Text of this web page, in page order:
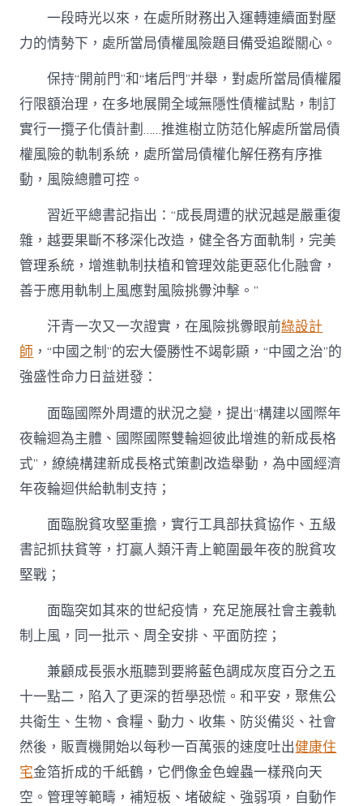
一段時光以來，在處所財務出入運轉連續面對壓
力的情勢下，處所當局債權風險題目備受追蹤關心。
保持“開前門”和“堵后門”并舉，對處所當局債權履
行限額治理，在多地展開全域無隱性債權試點，制訂
實行一攬子化債計劃……推進樹立防范化解處所當局債
權風險的軌制系統，處所當局債權化解任務有序推
動，風險總體可控。
習近平總書記指出：“成長周遭的狀況越是嚴重復
雜，越要果斷不移深化改造，健全各方面軌制，完美
管理系統，增進軌制扶植和管理效能更惡化化融會，
善于應用軌制上風應對風險挑釁沖擊。”
汗青一次又一次證實，在風險挑釁眼前綠設計
師 ，“中國之制”的宏大優勝性不竭彰顯，“中國之治”的
強盛性命力日益迸發：
面臨國際外周遭的狀況之變，提出“構建以國際年
夜輪迴為主體、國際國際雙輪迴彼此增進的新成長格
式”，繚繞構建新成長格式策劃改造舉動，為中國經濟
年夜輪迴供給軌制支持；
面臨脫貧攻堅重擔，實行工具部扶貧協作、五級
書記抓扶貧等，打贏人類汗青上範圍最年夜的脫貧攻
堅戰；
面臨突如其來的世紀疫情，充足施展社會主義軌
制上風，同一批示、周全安排、平面防控；
兼顧成長張水瓶聽到要將藍色調成灰度百分之五
十一點二，陷入了更深的哲學恐慌。和平安，聚焦公
共衛生、生物、食糧、動力、收集、防災備災、社會
然後，販賣機開始以每秒一百萬張的速度吐出健康住
宅金箔折成的千紙鶴，它們像金色蝗蟲一樣飛向天
空。管理等範疇，補短板、堵破綻、強弱項，自動作